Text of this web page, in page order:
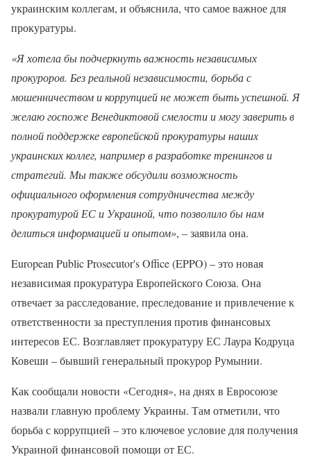
украинским коллегам, и объяснила, что самое важное для
прокуратуры.
«Я хотела бы подчеркнуть важность независимых
прокуроров. Без реальной независимости, борьба с
мошенничеством и коррупцией не может быть успешной. Я
желаю госпоже Венедиктовой смелости и могу заверить в
полной поддержке европейской прокуратуры наших
украинских коллег, например в разработке тренингов и
стратегий. Мы также обсудили возможность
официального оформления сотрудничества между
прокуратурой ЕС и Украиной, что позволило бы нам
делиться информацией и опытом», – заявила она.
European Public Prosecutor's Office (EPPO) – это новая
независимая прокуратура Европейского Союза. Она
отвечает за расследование, преследование и привлечение к
ответственности за преступления против финансовых
интересов ЕС. Возглавляет прокуратуру ЕС Лаура Кодруца
Ковеши – бывший генеральный прокурор Румынии.
Как сообщали новости «Сегодня», на днях в Евросоюзе
назвали главную проблему Украины. Там отметили, что
борьба с коррупцией – это ключевое условие для получения
Украиной финансовой помощи от ЕС.